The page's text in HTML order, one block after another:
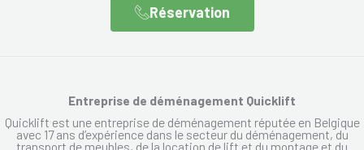
Réservation
Entreprise de déménagement Quicklift
Quicklift est une entreprise de déménagement réputée en Belgique
avec 17 ans d’expérience dans le secteur du déménagement, du
transport de meubles, de la location de lift et du montage et du